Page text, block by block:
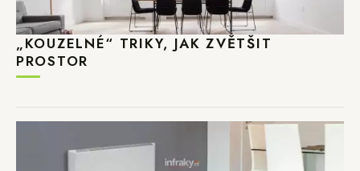
„KOUZELNÉ“ TRIKY, JAK ZVĚTŠIT
PROSTOR